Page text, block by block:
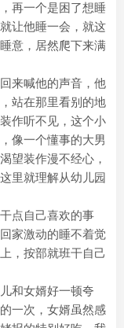
再一个是困了想睡
让他睡一会，就这
意，居然爬下来满
来喊他的声音，他
站在那里看别的地
作听不见，这个小
像一个懂事的大男
望装作漫不经心，
里就理解从幼儿园
点自己喜欢的事
家激动的睡不着觉
，按部就班干自己
和女婿好一顿夸
一次，女婿虽然感